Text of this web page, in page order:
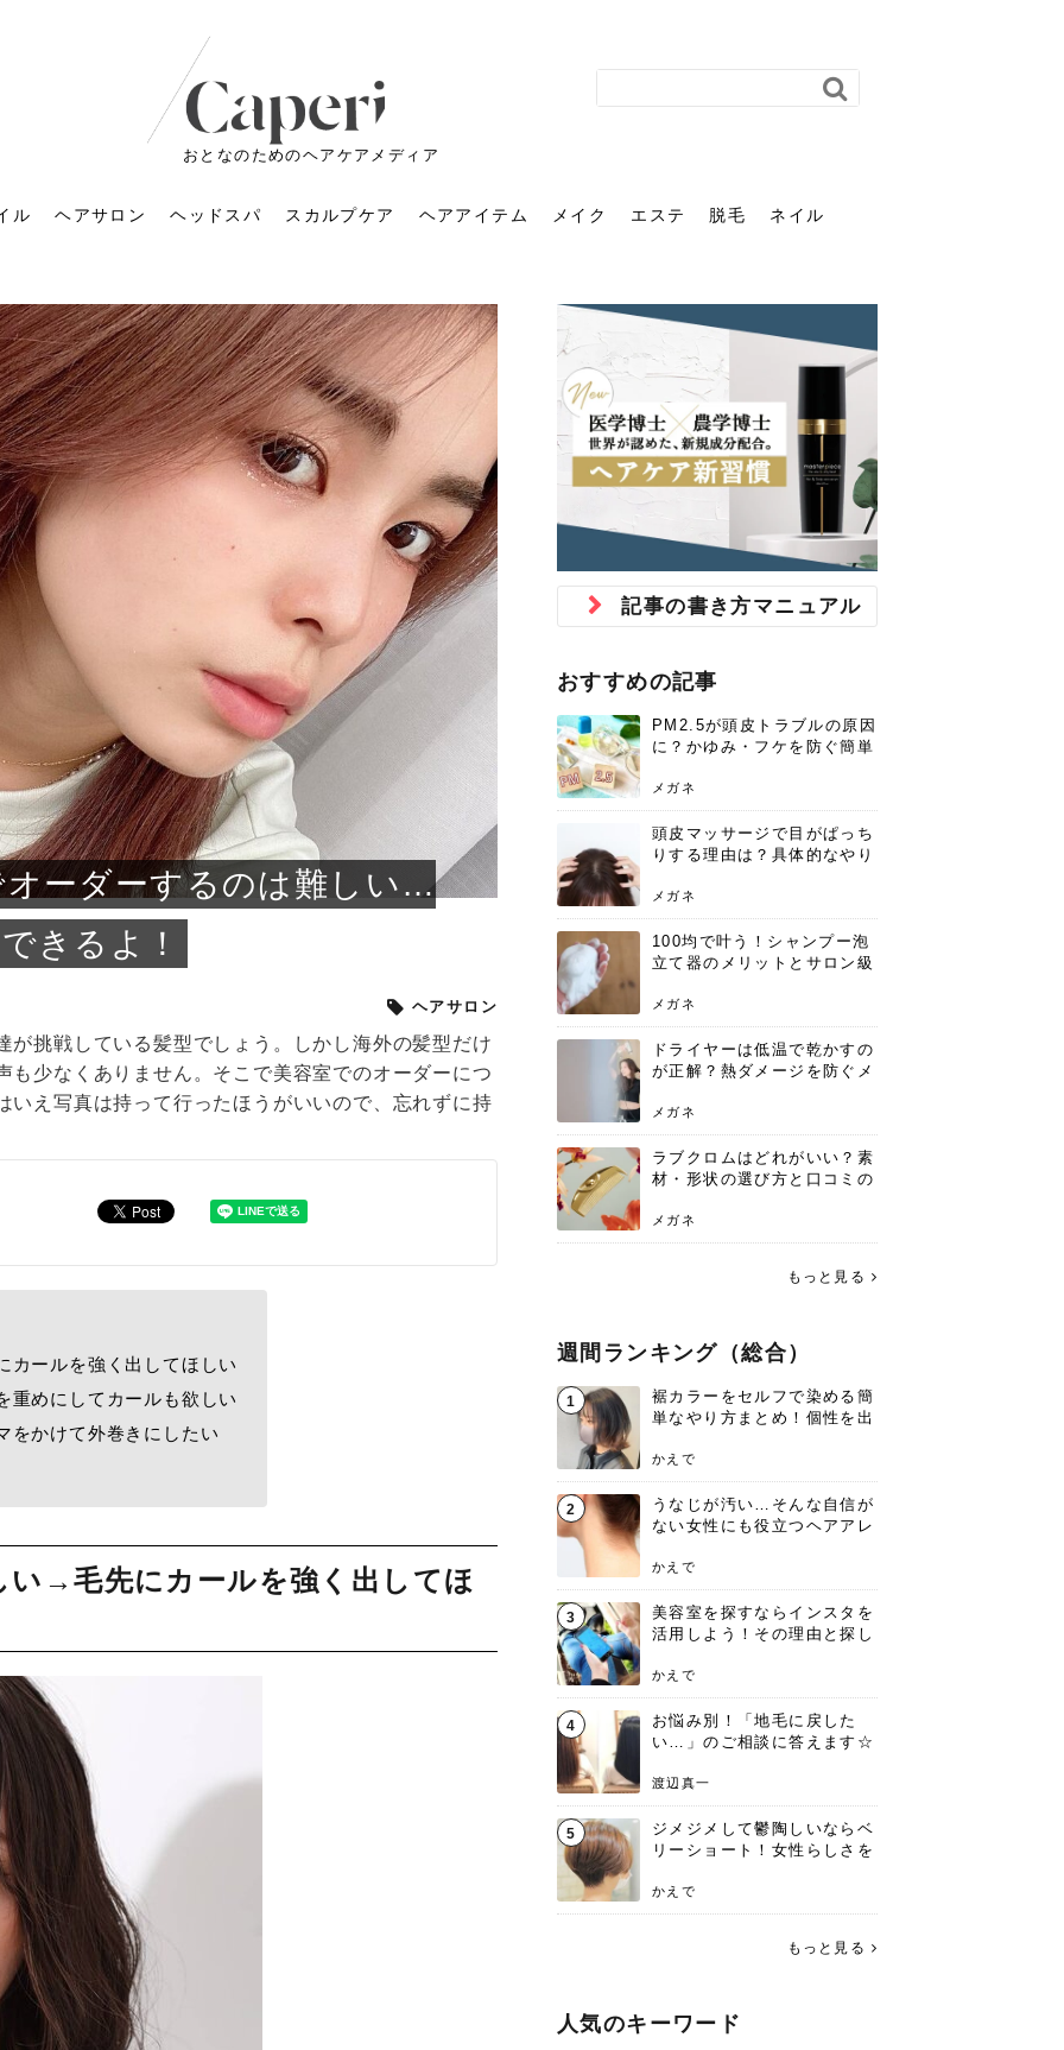
おとなのためのヘアケアメディア
メントの付け方で
が変わる｜効かな
...
ントの付け方で仕上がりは
ります。今回は、毛先中心
朝の5分が変わる！寝癖がつ
かない予防方法と時短寝癖
新生活シーズン、朝の身支度を少しで
も短くしたい人は多いはず。じつは寝
癖は、...
かえで
花粉で髪がパサパサするの
はなぜ？原因と落とし方・
防ぎ方を紹介
広がる、手触りが悪いと感じた経験は
もっと見る
みが気になる人
春トレンドの明る
レンドカラーは明るめのく
です。ただし、髪がすでに
ツヤと透明感で垢抜ける！
自然なヘアカラーで作る
職場で浮かない落ち着いたトーンにし
たいけれど、どこか垢抜けた印象にし
たいと...
さくら
肌に合う髪色、どう見つけ
る？「イエベ」「ブルベ」
らったのに、家に帰って鏡を見たら、
もっと見る
ル
ショートウルフ最
ドとは？ナチュラ
ョートウルフは、ナチュラ
ーな仕上がりが今っぽい正
ルーズウェーブとは？2026
年の注目スタイルと長さ別
2026年はレイヤーカットを使った髪型
のトレンドと重なり、ルーズウェーブ
ヘ...
かえで
40代のパーマがダレる原因
とは？自宅でできる復活術
ールがダレてしまったと感じている方
もっと見る
ヘアサロン
行くのが恥ずかし
の変化に気づいた
...
容室に行けていないし、そ
を変えて気分転換したいと
お気に入りのお店が倒産し
た後の美容室の探し方！失
美容室を倒産する数が増えているとい
うニュースがありました。もともと美
容室の...
かえで
前髪を薄くするための美容
院の頼み方とは？失敗しな
だと思っている人は、前髪を早く変え
もっと見る
ヘッドスパ
パの落とし穴！知
損する真実
は、頭皮の汚れを落として
し、リラックス効果や美髪
頭皮を刺激してお顔のリフ
トアップ♪毎日こつこつカン
毎日のちょっとした習慣で小顔は作れ
る！頭のこりをほぐしてフェイスライ
ンのリ...
chicca
ヘッドスパで頭皮をケアし
よう！ヘッドスパの効果と
おすすめの人
アもせずに放っておくとダメージが蓄
もっと見る
スカルプケア
るには？毎日の洗
活習慣を見直す基
に育てるには高価なアイテ
前に、洗い方や乾かし方、
頭皮マッサージで目がぱっ
ちりする理由は？具体的な
目元の印象を左右するのは目そのもの
ではなく、頭皮の状態かもしれませ
ん。以下...
メガネ
ストレスで髪の毛はどう変
わる？抜け毛・パサつきの
や、抜け毛が増えたと悩んでいる方
は、スト...
もっと見る
ヘアアイテム
スシャンプーって
の？無印良品など
...
で人気の発酵成分が、シャ
広がっています。無印良品
アイロンが苦手でも大丈
夫！ブラッシング感覚で使
ヘアアイロンを使うのが苦手、火傷が
怖いと感じている方はいないでしょう
か？そ...
さくら
40代の髪を悩みに最適！韓
国発「ダリーフ」でヘアセ
思っていないでしょうか？ダリーフの
もっと見る
メイク
ストのメイク術｜
イテムで「自分ら
...
のコスメを持っているの
使っているのはいつも同じ
V3ファンデーションは危な
い？針の仕組み・全4種比
メイクをしている時間も、スキンケア
の時間に変えるという発想から生まれ
たのが...
あかり
「おしゃれ」と「身だしな
み」は違う。相手に信頼感
識するのが「身だしなみ」です。特に
もっと見る
エステ
を目指す！美容鍼
後悔しない選び方
ト
インをすっきりさせたいと
を抱えている方はいないで
リンパマッサージと経絡マ
ッサージの違いとは？効果
サロンのメニューを見ていると、「リ
ンパマッサージ」の他に「経絡マッサ
ージ」...
あかり
エステの勧誘が怖い人へ。
断ることは悪くない。自分
験エステに行ってみたいけど、『押し
もっと見る
脱毛
が変わる「顔脱
つのメリットと、始
...
カミソリで剃って、毛抜き
、日々の自己処理を手間に
子供の脱毛、日焼け肌はN
G？親子で学ぶ、安心・安全
「ムダ毛が気になる」とお子さんが悩
んでいる姿を見て、エステ脱毛を検討
し始め...
あおい
「今さら」なんて言わせな
い。40代のVIO・顔脱毛、
とが気になり始めたけど、「今から脱
もっと見る
ネイル
気アップネイルガ
開！幸運を呼ぶ色
となく運気が停滞している
悩んでいないでしょうか？
そのネイル、本当に似合っ
てる？指先をきれいに見え
SNSや雑誌で見かけた素敵なネイルデ
ザインを、いざ自分の爪に試してみた
ら、...
オフィスネイルでも「キラ
キラ」はOK？派手に見えな
を見て、気分が上がるという心ときめ
もっと見る
わが増えた？原因
見分け方＆自宅で
て、急に小じわが増えたと
いないでしょうか？じつは
ルルルン ハイドラのどれが
良い？その違いは？PDRN
ルルルン ハイドラシリーズを使いたい
けれど、種類が多くてどれを選べばい
いか...
さな
ジュベルック スキンの効果
とは？毛穴・ニキビ跡への
変化...
ニキビ跡の凸凹をどうにかしたいと、
ゆい
らではの痩身効
ルハンドエステの
...
と一言で言っても、最新の
たものから、昔ながらの手
その医療ダイエット、後悔
しませんか？失敗する人の
共通点...
医師の管理のもと、科学的根拠に基づ
いて行う「医療ダイエット」は、自己
流のダ...
さな
本気の痩身と体質改善に。
アーユルヴェーダに基づく
「イン...
自己流のダイエットではなかなか落ち
さな
オーダーするのは難しい…
きるよ！
ヘアサロン
が挑戦している髪型でしょう。しかし海外の髪型だけ
も少なくありません。そこで美容室でのオーダーにつ
いえ写真は持って行ったほうがいいので、忘れずに持
ールを強く出してほしい
めにしてカールも欲しい
をかけて外巻きにしたい
い→毛先にカールを強く出してほ
記事の書き方マニュアル
おすすめの記事
PM2.5が頭皮トラブルの原因
に？かゆみ・フケを防ぐ簡単
メガネ
頭皮マッサージで目がぱっち
りする理由は？具体的なやり
メガネ
100均で叶う！シャンプー泡
立て器のメリットとサロン級
メガネ
ドライヤーは低温で乾かすの
が正解？熱ダメージを防ぐメ
メガネ
ラブクロムはどれがいい？素
材・形状の選び方と口コミの
メガネ
もっと見る
週間ランキング（総合）
1
裾カラーをセルフで染める簡
単なやり方まとめ！個性を出
かえで
2
うなじが汚い…そんな自信が
ない女性にも役立つヘアアレ
かえで
3
美容室を探すならインスタを
活用しよう！その理由と探し
かえで
4
お悩み別！「地毛に戻した
い…」のご相談に答えます☆
渡辺真一
5
ジメジメして鬱陶しいならベ
リーショート！女性らしさを
かえで
もっと見る
人気のキーワード